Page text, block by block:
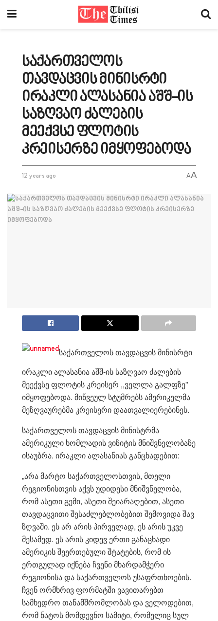
საქართველოს
თავდაცვის მინისრტი
ირაკლი ალასანია აშშ-ის
საზღვაო ძალების
მეექვსე ფლოტის
კრეისერზე იმყოფებოდა
12 years ago AA
საქართველოს თავდაცვის მინისრტი
ირაკლი ალასანია აშშ-ის საზღვაო ძალების
მეექვსე ფლოტის კრეისერ ,,ველლა გალფზე”
იმყოფებოდა. მიწვეულ სტუმრებს ამერიკელმა
მეზღვაურებმა კრეისერი დაათვალიერებინეს.
საქართველოს თავდაცვის მინისტრმა
ამერიკული ხომლადის ვიზიტის მნიშვნელობაზე
ისაუბრა. ირაკლი ალასანიას განცხადებით:
„არა მარტო საქართველოსთვის, მთელი
რეგიონისთვის აქვს უდიდესი მნიშვნელობა,
რომ ასეთი გემი, ასეთი შეიარაღებით, ასეთი
თავდაცვითი შესაძლებლობებით შემოვიდა შავ
ზღვაში. ეს არ არის პირველად, ეს არის უკვე
მესამედ. ეს არის კიდევ ერთი განაცხადი
ამერიკის შეერთებული შტატების, რომ ის
ერთგულად იქნება ჩვენი მხარდამჭერი
რეგიონისა და საქართველოს უსაფრთხოების.
ჩვენ ორმხრივ ფორმატში ვავითარებთ
სამხედრო თანამშრომლობას და ველოდებით,
რომ ნატოს მომდევნო სამიტი, რომელიც სულ